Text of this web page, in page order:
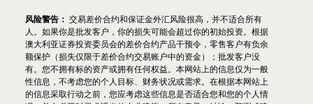
风险警告： 交易差价合约和保证金外汇风险很高，并不适合所有
人。如果你是批发客户，你的损失可能会超过你的初始投资。根据
澳大利亚证券投资委员会的差价合约产品干预令，零售客户有负余
额保护（损失仅限于差价合约交易账户中的资金）；批发客户没
有。您不拥有标的资产或拥有任何权益。本网站上的信息仅为一般
性信息，不考虑您的个人目标、财务状况或需求。在根据本网站上
的信息采取行动之前，您应考虑这些信息是否适合您和您的个人情